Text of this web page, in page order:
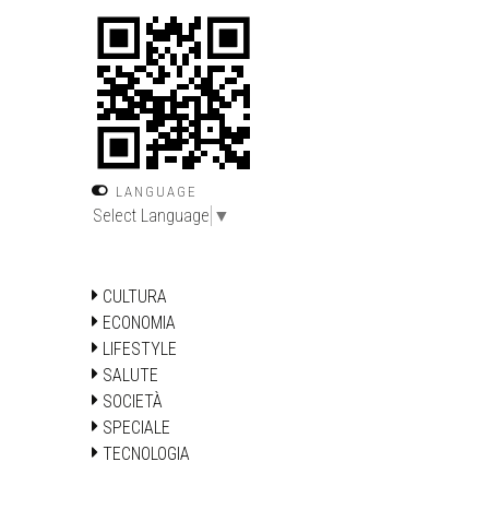
LANGUAGE
Select Language ▼
CULTURA
ECONOMIA
LIFESTYLE
SALUTE
SOCIETÀ
SPECIALE
TECNOLOGIA